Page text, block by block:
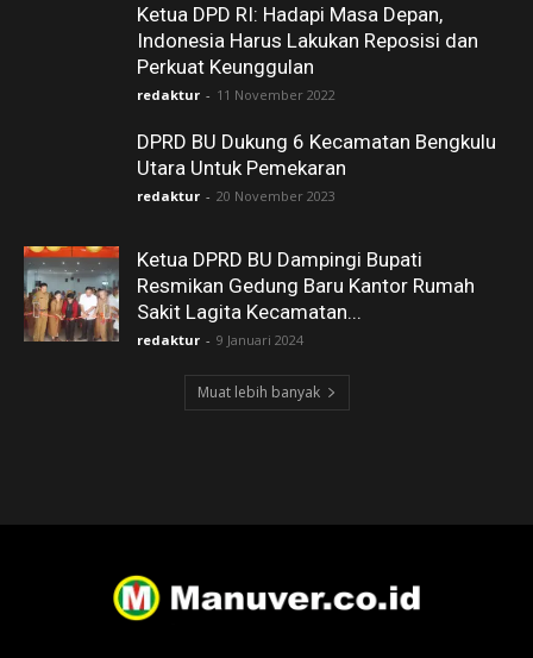
Ketua DPD RI: Hadapi Masa Depan,
Indonesia Harus Lakukan Reposisi dan
Perkuat Keunggulan
redaktur - 11 November 2022
DPRD BU Dukung 6 Kecamatan Bengkulu
Utara Untuk Pemekaran
redaktur - 20 November 2023
Ketua DPRD BU Dampingi Bupati
Resmikan Gedung Baru Kantor Rumah
Sakit Lagita Kecamatan...
redaktur - 9 Januari 2024
Muat lebih banyak